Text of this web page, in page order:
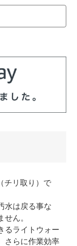
チリ取り）で
水は戻る事な
せん。
るライトウォー
さらに作業効率